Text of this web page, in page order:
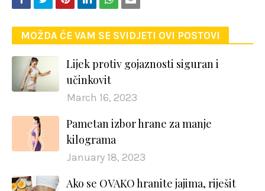
MOŽDA ĆE VAM SE SVIDJETI OVI POSTOVI
Lijek protiv gojaznosti siguran i
učinkovit
March 16, 2023
Pametan izbor hrane za manje
kilograma
January 18, 2023
Ako se OVAKO hranite jajima, riješit